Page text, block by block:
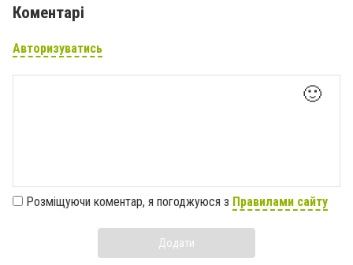
Коментарі
Авторизуватись
🙂
Розміщуючи коментар, я погоджуюся з Правилами сайту
Додати